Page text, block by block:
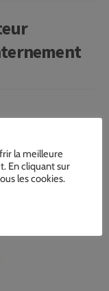
la meilleure
En cliquant sur
les cookies.